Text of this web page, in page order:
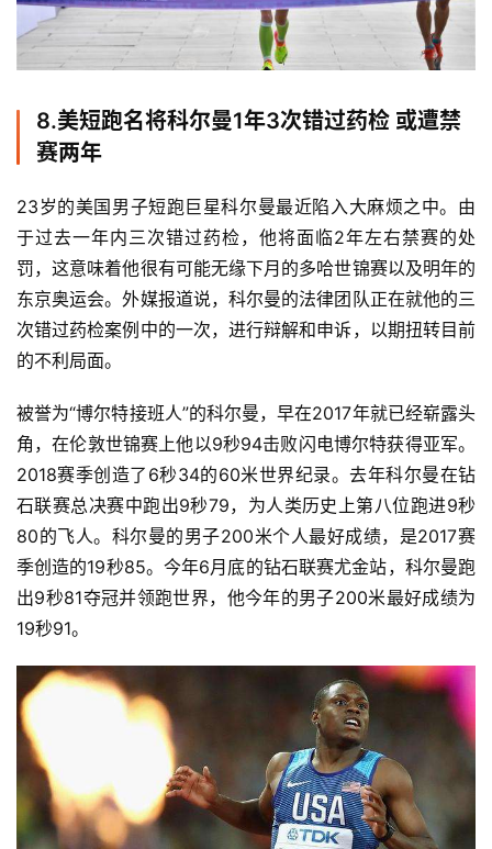
8.美短跑名将科尔曼1年3次错过药检 或遭禁
赛两年
23岁的美国男子短跑巨星科尔曼最近陷入大麻烦之中。由
于过去一年内三次错过药检，他将面临2年左右禁赛的处
罚，这意味着他很有可能无缘下月的多哈世锦赛以及明年的
东京奥运会。外媒报道说，科尔曼的法律团队正在就他的三
次错过药检案例中的一次，进行辩解和申诉，以期扭转目前
的不利局面。
被誉为“博尔特接班人”的科尔曼，早在2017年就已经崭露头
角，在伦敦世锦赛上他以9秒94击败闪电博尔特获得亚军。
2018赛季创造了6秒34的60米世界纪录。去年科尔曼在钻
石联赛总决赛中跑出9秒79，为人类历史上第八位跑进9秒
80的飞人。科尔曼的男子200米个人最好成绩，是2017赛
季创造的19秒85。今年6月底的钻石联赛尤金站，科尔曼跑
出9秒81夺冠并领跑世界，他今年的男子200米最好成绩为
19秒91。